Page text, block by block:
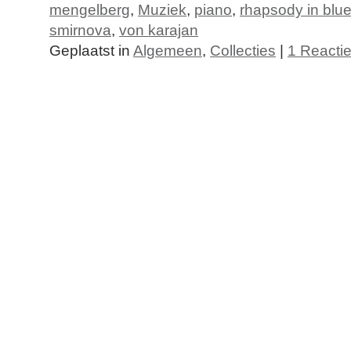
mengelberg, Muziek, piano, rhapsody in blue
smirnova, von karajan
Geplaatst in Algemeen, Collecties | 1